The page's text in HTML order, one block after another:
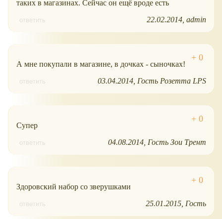
таких в магазинах. Сейчас он ещё вроде есть
ответить 22.02.2014 admin
А мне покупали в магазине, в дочках - сыночках!
ответить 03.04.2014 Гость Розетта LPS
Супер
ответить 04.08.2014 Гость Зои Трент
Здоровский набор со зверушками
ответить 25.01.2015 Гость